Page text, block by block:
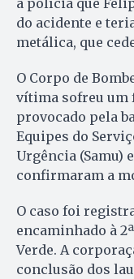
à polícia que
do acidente e
metálica, que
O Corpo de
vítima sofreu um
provocado pela
Equipes do
Urgência (Samu)
confirmaram a
O caso foi
encaminhado à
Verde. A
conclusão dos